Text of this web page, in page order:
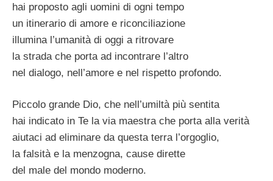
hai proposto agli uomini di ogni tempo
un itinerario di amore e riconciliazione
illumina l’umanità di oggi a ritrovare
la strada che porta ad incontrare l’altro
nel dialogo, nell’amore e nel rispetto profondo.
Piccolo grande Dio, che nell’umiltà più sentita
hai indicato in Te la via maestra che porta alla verità
aiutaci ad eliminare da questa terra l’orgoglio,
la falsità e la menzogna, cause dirette
del male del mondo moderno.